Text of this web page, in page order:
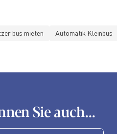
bus mieten Automatik Kleinbus
Sie auch...